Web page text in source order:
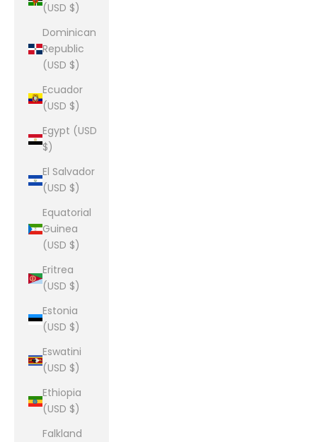
(USD $)
Dominican
Republic
(USD $)
Ecuador
(USD $)
Egypt (USD
$)
El Salvador
(USD $)
Equatorial
Guinea
(USD $)
Eritrea
(USD $)
Estonia
(USD $)
Eswatini
(USD $)
Ethiopia
(USD $)
Falkland